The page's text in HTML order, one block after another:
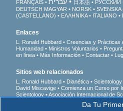
Da Tu
FRANÇAIS
日本語 РУССКИЙ
DEUTSCH MAGYAR NORSK SVENSKA
(CASTELLANO)
ΕΛΛΗΝΙΚA ITALIANO
Enlaces
L. Ronald Hubbard Creencias y Prácticas
Humanidad
Ministros Voluntarios
en línea
Más Información Contactar
Sitios web relacionados
L. Ronald Hubbard Dianética
David Miscavige
Comienza un Curso por
Scientology
Asociación Internacional de
En Apoyo de Un
Jóvenes por los